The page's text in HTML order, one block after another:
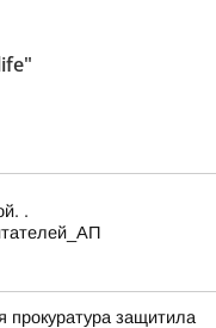
.
прокуратура защитила